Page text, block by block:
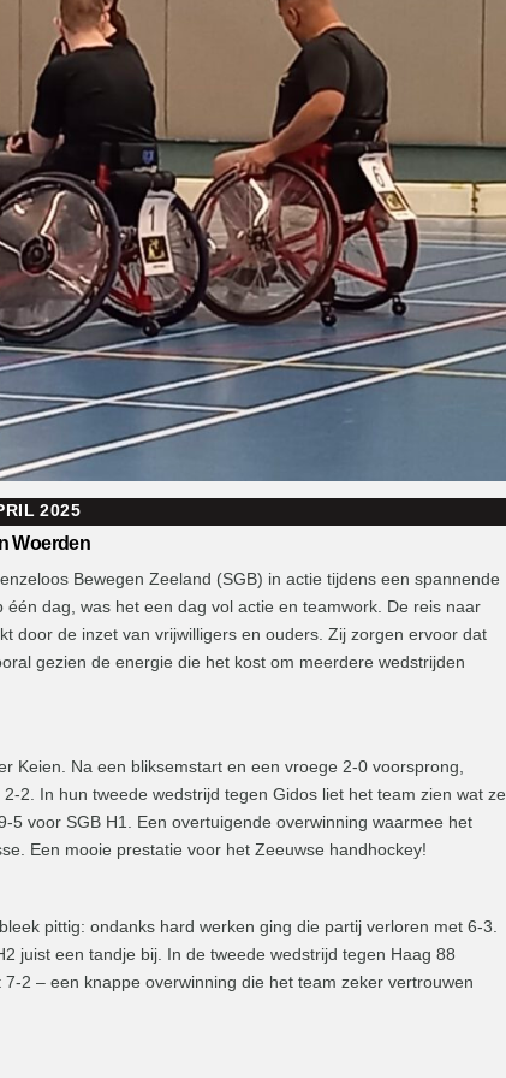
2025
Woerden
Bewegen Zeeland (SGB) in actie tijdens een spannende
dag, was het een dag vol actie en teamwork. De reis naar
door de inzet van vrijwilligers en ouders. Zij zorgen ervoor dat
gezien de energie die het kost om meerdere wedstrijden
Keien. Na een bliksemstart en een vroege 2-0 voorsprong,
2. In hun tweede wedstrijd tegen Gidos liet het team zien wat ze
voor SGB H1. Een overtuigende overwinning waarmee het
Een mooie prestatie voor het Zeeuwse handhockey!
pittig: ondanks hard werken ging die partij verloren met 6-3.
juist een tandje bij. In de tweede wedstrijd tegen Haag 88
2 – een knappe overwinning die het team zeker vertrouwen